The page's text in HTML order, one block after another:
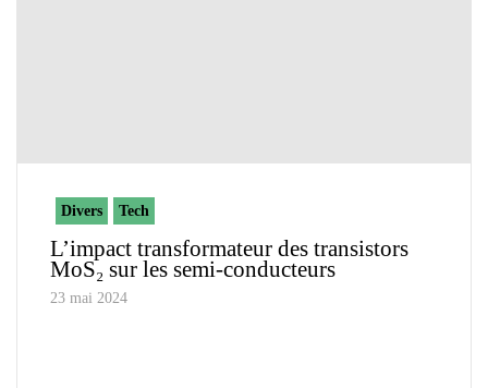
Divers Tech
L’impact transformateur des transistors
MoS₂ sur les semi-conducteurs
23 mai 2024